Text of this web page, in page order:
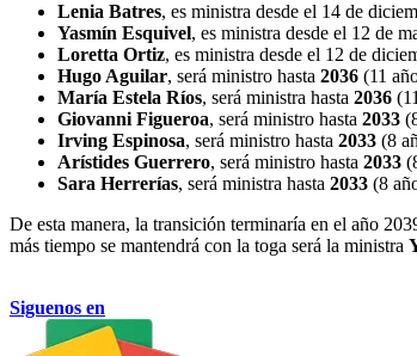
Lenia Batres, es ministra desde el 14 de
Yasmín Esquivel, es ministra desde el 12 de
Loretta Ortiz, es ministra desde el 12 de
Hugo Aguilar, será ministro hasta 2036 (11
María Estela Ríos, será ministra hasta 2036
Giovanni Figueroa, será ministro hasta 2033
Irving Espinosa, será ministro hasta 2033 (8
Arístides Guerrero, será ministro hasta 2033
Sara Herrerías, será ministra hasta 2033 (8
De esta manera, la transición terminaría en el año
más tiempo se mantendrá con la toga será la ministra
Siguenos en